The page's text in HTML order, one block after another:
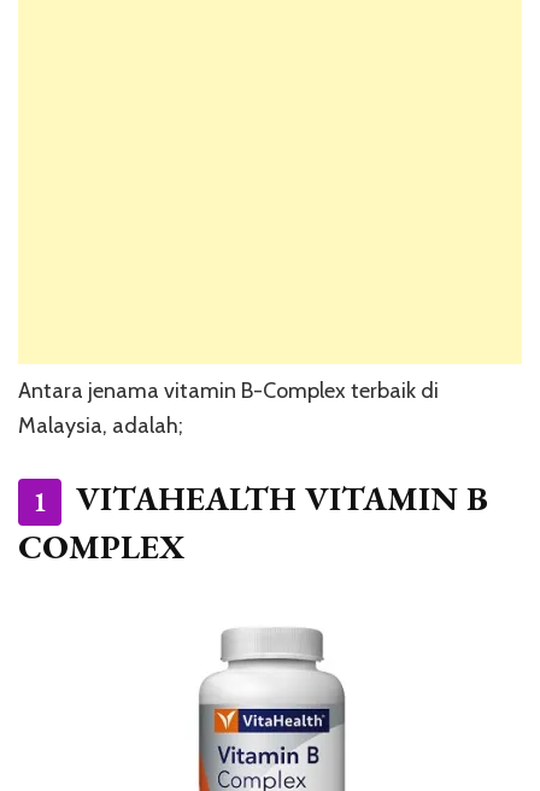
Antara jenama vitamin B-Complex terbaik di
Malaysia, adalah;
1
VITAHEALTH VITAMIN B
COMPLEX